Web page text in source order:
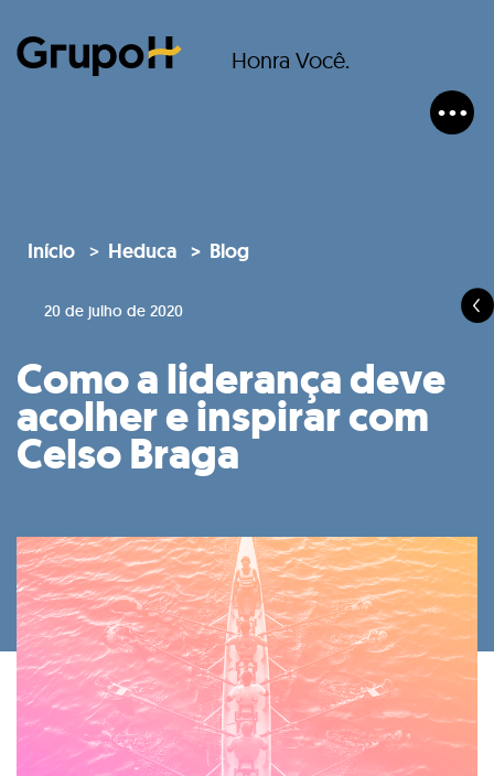
Honra Você.
Início Heduca Blog
20 de julho de 2020
Como a liderança deve
acolher e inspirar com
Celso Braga